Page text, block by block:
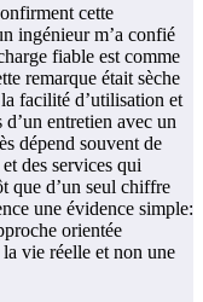
cette
ingénieur m’a confié
fiable est comme
remarque était sèche
facilité d’utilisation et
entretien avec un
dépend souvent de
des services qui
que d’un seul chiffre
une évidence simple:
orientée
vie réelle et non une